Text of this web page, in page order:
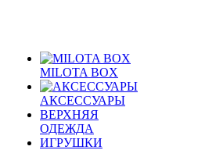
MILOTA BOX
АКСЕССУАРЫ
ВЕРХНЯЯ
ОДЕЖДА
ИГРУШКИ